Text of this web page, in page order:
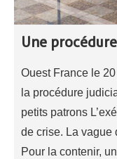
Une
Ouest France le
la procédure
petits patrons
de crise. La vague
Pour la contenir,